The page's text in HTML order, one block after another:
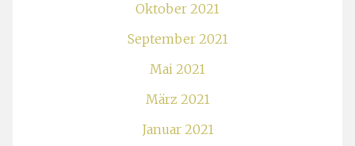
Oktober 2021
September 2021
Mai 2021
März 2021
Januar 2021